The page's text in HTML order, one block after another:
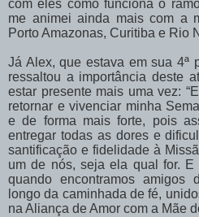
com eles como funciona o
me animei ainda mais com a
Porto Amazonas, Curitiba e Rio
Já Alex, que estava em sua 4ª
ressaltou a importância deste
estar presente mais uma vez:
retornar e vivenciar minha
e de forma mais forte, pois
entregar todas as dores e
santificação e fidelidade à
um de nós, seja ela qual for.
quando encontramos
longo da caminhada de fé,
na Aliança de Amor com a Mãe